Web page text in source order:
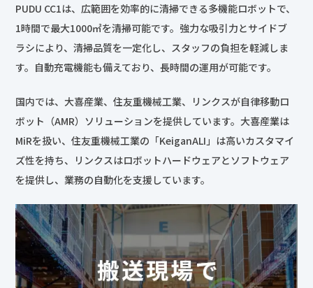
PUDU CC1は、広範囲を効率的に清掃できる多機能ロボットで、
1時間で最大1000㎡を清掃可能です。強力な吸引力とサイドブ
ラシにより、清掃品質を一定化し、スタッフの負担を軽減しま
す。自動充電機能も備えており、長時間の運用が可能です。
国内では、大喜産業、住友重機械工業、リンクスが自律移動ロ
ボット（AMR）ソリューションを提供しています。大喜産業は
MiRを扱い、住友重機械工業の「KeiganALI」は高いカスタマイ
ズ性を持ち、リンクスはロボットハードウェアとソフトウェア
を提供し、業務の自動化を支援しています。